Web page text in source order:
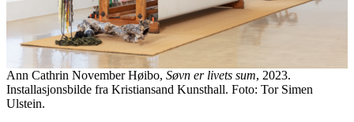
Ann Cathrin November Høibo, Søvn er livets sum, 2023.
Installasjonsbilde fra Kristiansand Kunsthall. Foto: Tor Simen
Ulstein.